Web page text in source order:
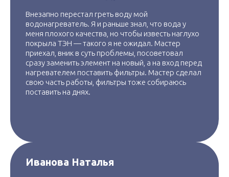
Внезапно перестал греть воду мой
водонагреватель. Я и раньше знал, что вода у
меня плохого качества, но чтобы известь наглухо
покрыла ТЭН — такого я не ожидал. Мастер
приехал, вник в суть проблемы, посоветовал
сразу заменить элемент на новый, а на вход перед
нагревателем поставить фильтры. Мастер сделал
свою часть работы, фильтры тоже собираюсь
поставить на днях.
Иванова Наталья